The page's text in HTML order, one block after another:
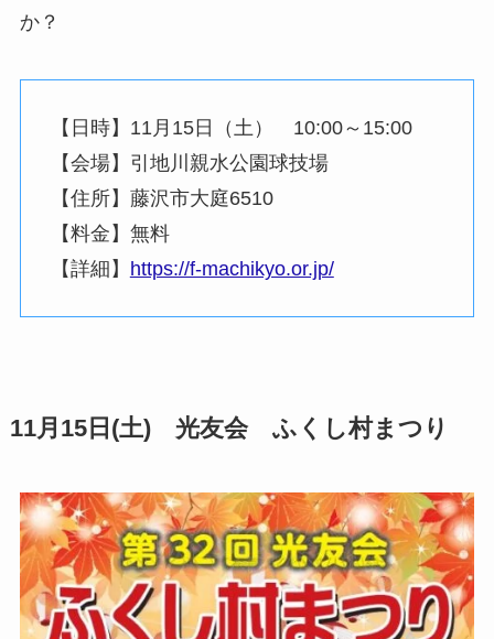
か？
【日時】11月15日（土） 10:00～15:00
【会場】引地川親水公園球技場
【住所】藤沢市大庭6510
【料金】無料
【詳細】 https://f-machikyo.or.jp/
11月15日(土) 光友会 ふくし村まつり